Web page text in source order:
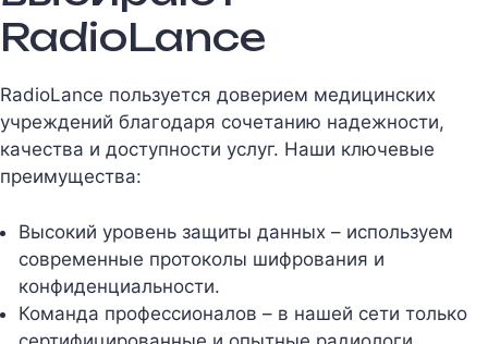
RadioLance
RadioLance пользуется доверием медицинских
учреждений благодаря сочетанию надежности,
качества и доступности услуг. Наши ключевые
преимущества:
Высокий уровень защиты данных – используем
современные протоколы шифрования и
конфиденциальности.
Команда профессионалов – в нашей сети только